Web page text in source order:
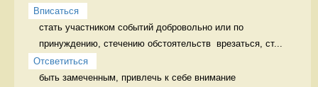
Вписаться
стать участником событий добровольно или по
принуждению, стечению обстоятельств  врезаться, ст...
Отсветиться
быть замеченным, привлечь к себе внимание